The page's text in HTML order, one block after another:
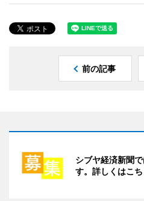
前の記事
シブヤ経済新聞
す。詳しくはこち